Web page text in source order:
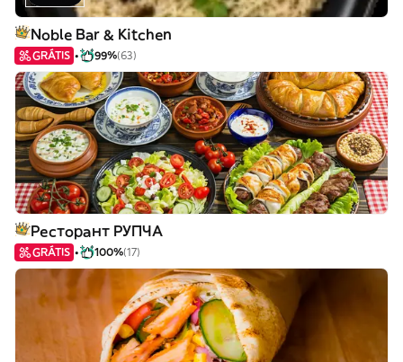
Noble Bar & Kitchen
GRÁTIS 99%(63)
Ресторант РУПЧА
GRÁTIS 100%(17)